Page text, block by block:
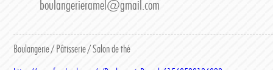
boulangerieramel@gmail.com
Boulangerie / Pâtisserie / Salon de thé